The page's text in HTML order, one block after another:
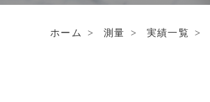
ホーム > 測量 > 実績一覧 >